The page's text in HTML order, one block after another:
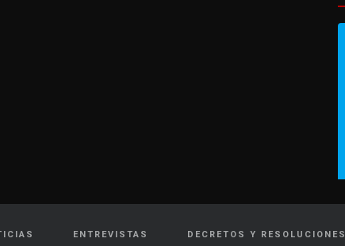
ENTREVISTAS DECRETOS Y RESOLUCIONES